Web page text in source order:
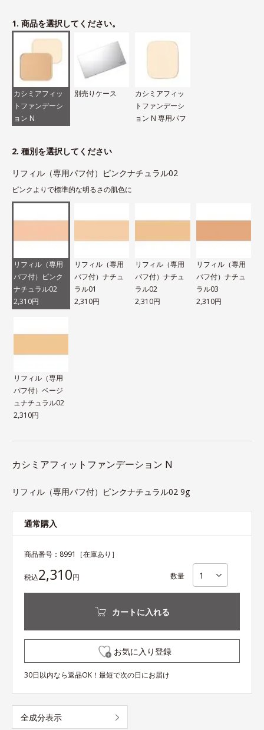
1. 商品を選択してください。
カシミアフィッ
トファンデーシ
ョン N
別売りケース
カシミアフィッ
トファンデーシ
ョン N 専用パフ
2. 種別を選択してください
リフィル（専用パフ付）ピンクナチュラル02
ピンクよりで標準的な明るさの肌色に
リフィル（専用
パフ付）ピンク
ナチュラル02
2,310円
リフィル（専用
パフ付）ナチュ
ラル01
2,310円
リフィル（専用
パフ付）ナチュ
ラル02
2,310円
リフィル（専用
パフ付）ナチュ
ラル03
2,310円
リフィル（専用
パフ付）ベージ
ュナチュラル02
2,310円
カシミアフィットファンデーション N
リフィル（専用パフ付）ピンクナチュラル02 9g
通常購入
商品番号： 8991 ［在庫あり］
税込2,310円 数量
カートに入れる
お気に入り登録
30日以内なら返品OK！最短で次の日にお届け
全成分表示